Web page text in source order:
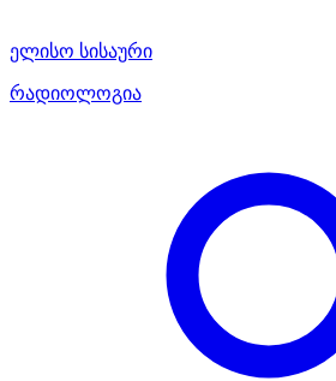
ელისო სისაური
რადიოლოგია